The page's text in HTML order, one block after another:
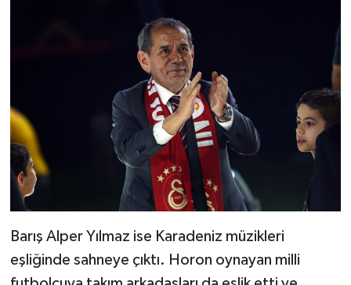
Barış Alper Yılmaz ise Karadeniz müzikleri
eşliğinde sahneye çıktı. Horon oynayan milli